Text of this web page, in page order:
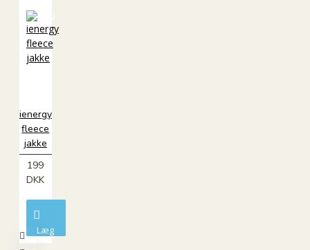
kurv
ienergy
fleece
jakke
199
DKK
Læg
i